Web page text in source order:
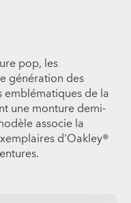
pop, les
génération des
emblématiques de la
une monture demi-
associe la
d'Oakley®